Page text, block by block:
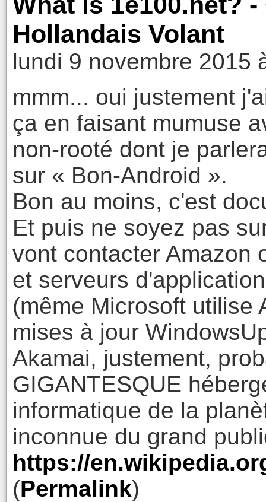
Hollandais Volant
lundi 9 novembre 2015
mmm... oui justement
ça en faisant mumuse
non-rooté dont je
sur « Bon-Android ».
Bon au moins, c'est
Et puis ne soyez pas
vont contacter Amazon
et serveurs
(même Microsoft utilise
mises à jour
Akamai, justement,
GIGANTESQUE
informatique de la
inconnue du grand
https://
(Permalink)